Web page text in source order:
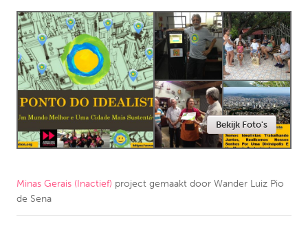
ARMENIA
Javakhk
Yerevan
AUSTRALIA
Adelaide
Fleurieu
CANADA
Bekijk Foto's
Minas Gerais (Inactief) project gemaakt door Wander Luiz Pio
de Sena